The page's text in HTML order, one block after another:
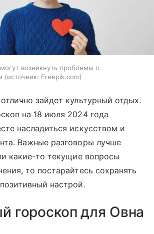
возникнуть проблемы с
источник: Freepik.com
зайдет культурный отдых.
на 18 июля 2024 года
насладиться искусством и
Важные разговоры лучше
какие-то текущие вопросы
то постарайтесь сохранять
настрой.
гороскоп для Овна